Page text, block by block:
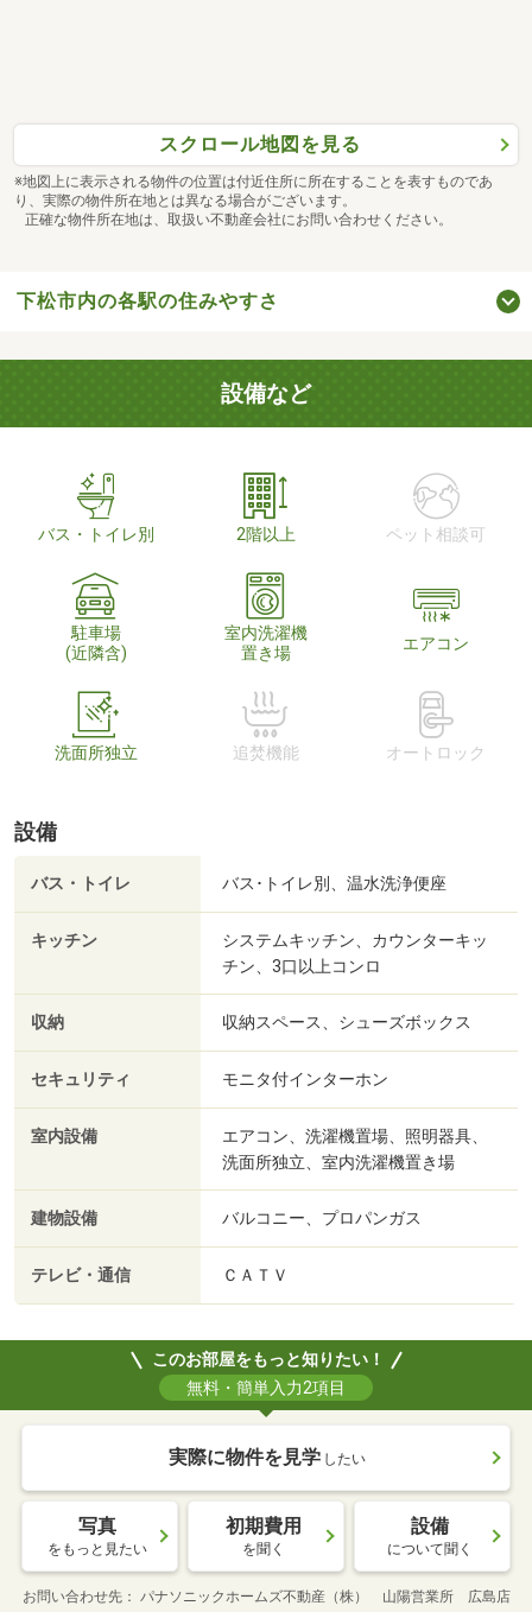
スクロール地図を見る
※地図上に表示される物件の位置は付近住所に所在することを表すものであ
り、実際の物件所在地とは異なる場合がございます。
正確な物件所在地は、取扱い不動産会社にお問い合わせください。
下松市内の各駅の住みやすさ
設備など
バス・トイレ別 2階以上 ペット相談可
駐車場
(近隣含)
室内洗濯機
置き場
エアコン
洗面所独立 追焚機能 オートロック
設備
バス・トイレ バス･トイレ別、温水洗浄便座
キッチン
システムキッチン、カウンターキッ
チン、3口以上コンロ
収納 収納スペース、シューズボックス
セキュリティ モニタ付インターホン
室内設備
エアコン、洗濯機置場、照明器具、
洗面所独立、室内洗濯機置き場
建物設備 バルコニー、プロパンガス
テレビ・通信 ＣＡＴＶ
このお部屋をもっと知りたい！
無料・簡単入力2項目
実際に物件を見学 したい
写真
をもっと見たい
初期費用
を聞く
設備
について聞く
お問い合わせ先 パナソニックホームズ不動産（株） 山陽営業所 広島店